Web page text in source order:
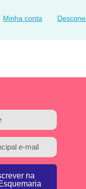
Minha conta
na